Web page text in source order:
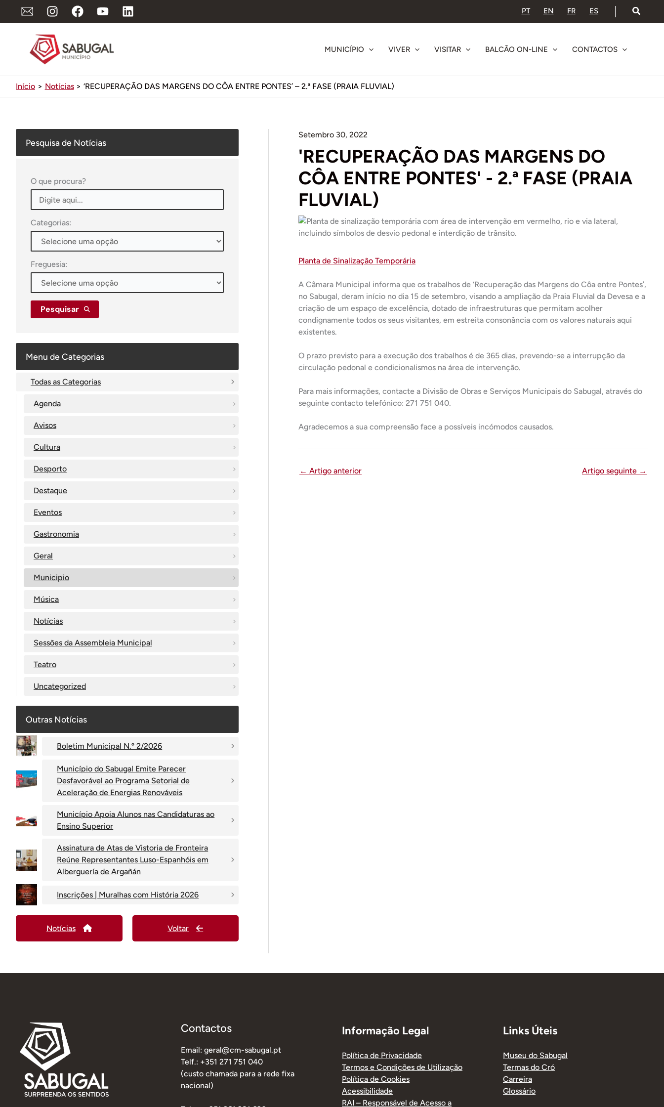
PT EN FR ES
MUNICÍPIO VIVER VISITAR BALCÃO ON-LINE CONTACTOS
Início Notícias ‘RECUPERAÇÃO DAS MARGENS DO CÔA ENTRE PONTES’ – 2.ª FASE (PRAIA FLUVIAL)
Pesquisa de Notícias
O que procura?
Categorias:
Freguesia:
Pesquisar
Menu de Categorias
Todas as Categorias
Agenda
Avisos
Cultura
Desporto
Destaque
Eventos
Gastronomia
Geral
Municipio
Música
Notícias
Sessões da Assembleia Municipal
Teatro
Uncategorized
Outras Notícias
Boletim Municipal N.º 2/2026
Município do Sabugal Emite Parecer
Desfavorável ao Programa Setorial de
Aceleração de Energias Renováveis
Município Apoia Alunos nas Candidaturas ao
Ensino Superior
Assinatura de Atas de Vistoria de Fronteira
Reúne Representantes Luso-Espanhóis em
Alberguería de Argañán
Inscrições | Muralhas com História 2026
Notícias Voltar
Setembro 30, 2022
'RECUPERAÇÃO DAS MARGENS DO
CÔA ENTRE PONTES' - 2.ª FASE (PRAIA
FLUVIAL)
Planta de Sinalização Temporária
A Câmara Municipal informa que os trabalhos de ‘Recuperação das Margens do Côa entre Pontes’,
no Sabugal, deram início no dia 15 de setembro, visando a ampliação da Praia Fluvial da Devesa e a
criação de um espaço de excelência, dotado de infraestruturas que permitam acolher
condignamente todos os seus visitantes, em estreita consonância com os valores naturais aqui
existentes.
O prazo previsto para a execução dos trabalhos é de 365 dias, prevendo-se a interrupção da
circulação pedonal e condicionalismos na área de intervenção.
Para mais informações, contacte a Divisão de Obras e Serviços Municipais do Sabugal, através do
seguinte contacto telefónico: 271 751 040.
Agradecemos a sua compreensão face a possíveis incómodos causados.
← Artigo anterior Artigo seguinte →
Contactos
Email: geral@cm-sabugal.pt
Telf.: +351 271 751 040
(custo chamada para a rede fixa
nacional)
Informação Legal
Política de Privacidade
Termos e Condições de Utilização
Política de Cookies
Acessibilidade
RAI – Responsável de Acesso a
Links Úteis
Museu do Sabugal
Termas do Cró
Carreira
Glossário